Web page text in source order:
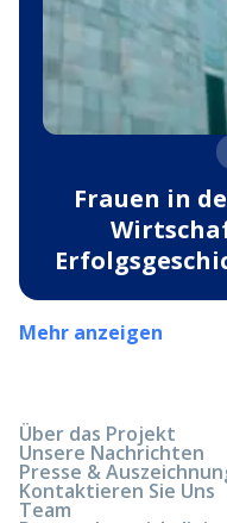
Frauen in
Mehr anzeigen
Über das Projekt
Unsere Nachrichten
Presse &
Kontaktieren Sie Uns
Team